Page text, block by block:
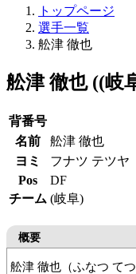
トップページ
選手一覧
舩津 徹也
舩津 徹也 ((岐
背番号
名前
舩津 徹也
ヨミ
フナツ テツヤ
Pos
DF
チーム (岐阜)
概要
舩津 徹也（ふなつ て